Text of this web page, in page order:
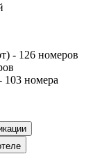
- 126 номеров
103 номера